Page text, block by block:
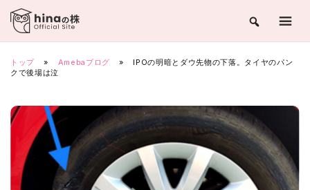
Skip
content
トップ » Amebaブログ »
IPOの明暗とダウ先物の下落。タイヤのパン
クで後場は泣